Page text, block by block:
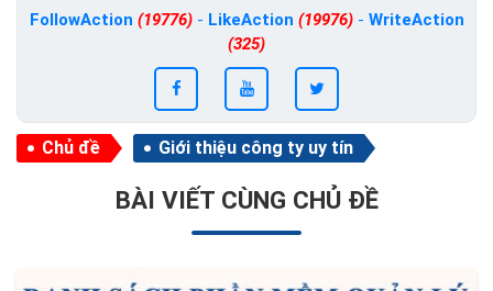
FollowAction (19776)- LikeAction (19976)- WriteAction
(325)
Chủ đề Giới thiệu công ty uy tín
BÀI VIẾT CÙNG CHỦ ĐỀ